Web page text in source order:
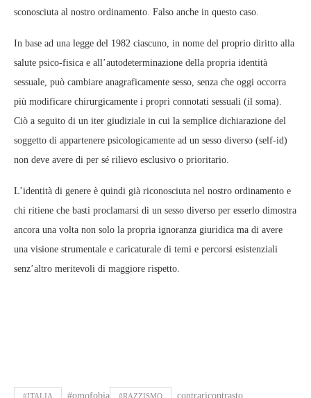
sconosciuta al nostro ordinamento. Falso anche in questo caso.
In base ad una legge del 1982 ciascuno, in nome del proprio diritto alla
salute psico-fisica e all’autodeterminazione della propria identità
sessuale, può cambiare anagraficamente sesso, senza che oggi occorra
più modificare chirurgicamente i propri connotati sessuali (il soma).
Ciò a seguito di un iter giudiziale in cui la semplice dichiarazione del
soggetto di appartenere psicologicamente ad un sesso diverso (self-id)
non deve avere di per sé rilievo esclusivo o prioritario.
L’identità di genere è quindi già riconosciuta nel nostro ordinamento e
chi ritiene che basti proclamarsi di un sesso diverso per esserlo dimostra
ancora una volta non solo la propria ignoranza giuridica ma di avere
una visione strumentale e caricaturale di temi e percorsi esistenziali
senz’altro meritevoli di maggiore rispetto.
#ITALIA #omofobia #RAZZISMO contraricontrasto